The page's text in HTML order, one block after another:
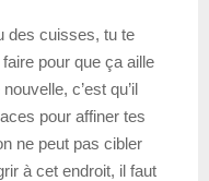
des cuisses, tu te
pour que ça aille
c’est qu’il
pour affiner tes
ne peut pas cibler
à cet endroit, il faut